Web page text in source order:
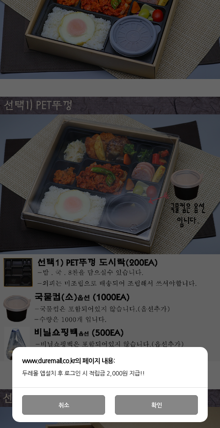
www.duremall.co.kr의 페이지 내용:
두레몰 앱설치 후 로그인 시 적립금 2,000원 지급!!
취소 확인